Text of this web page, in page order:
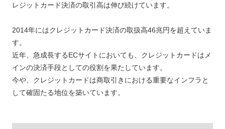
レジットカード決済の取引高は伸び続けています。
2014年にはクレジットカード決済の取扱高46兆円を超えていま
す。
近年、急成長するECサイトにおいても、クレジットカードはメ
インの決済手段としての役割を果たしています。
今や、クレジットカードは商取引きにおける重要なインフラと
して確固たる地位を築いています。